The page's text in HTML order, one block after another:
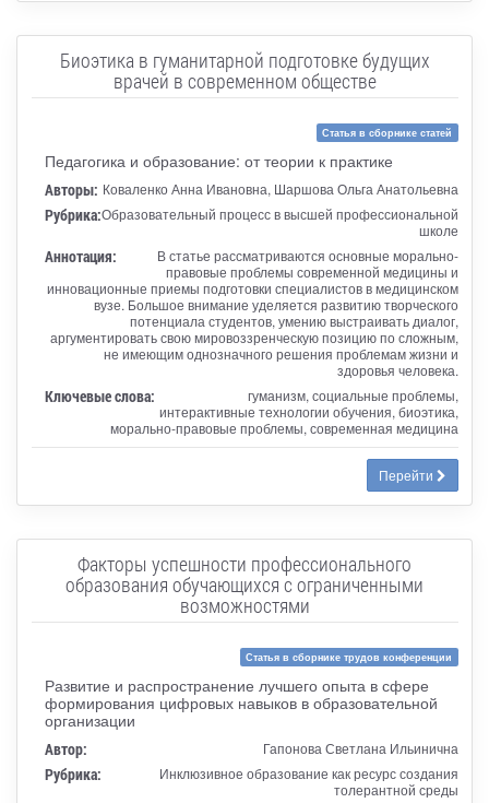
Биоэтика в гуманитарной подготовке будущих
врачей в современном обществе
Статья в сборнике статей
Педагогика и образование: от теории к практике
Авторы: Коваленко Анна Ивановна, Шаршова Ольга Анатольевна
Рубрика:Образовательный процесс в высшей профессиональной
школе
Аннотация:
В статье рассматриваются основные морально-
правовые проблемы современной медицины и
инновационные приемы подготовки специалистов в медицинском
вузе. Большое внимание уделяется развитию творческого
потенциала студентов, умению выстраивать диалог,
аргументировать свою мировоззренческую позицию по сложным,
не имеющим однозначного решения проблемам жизни и
здоровья человека.
Ключевые слова:
гуманизм, социальные проблемы,
интерактивные технологии обучения, биоэтика,
морально-правовые проблемы, современная медицина
Перейти
Факторы успешности профессионального
образования обучающихся с ограниченными
возможностями
Статья в сборнике трудов конференции
Развитие и распространение лучшего опыта в сфере
формирования цифровых навыков в образовательной
организации
Автор: Гапонова Светлана Ильинична
Рубрика:
Инклюзивное образование как ресурс создания
толерантной среды